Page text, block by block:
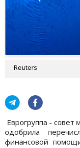
Reuters
Еврогруппа - совет
одобрила
финансовой